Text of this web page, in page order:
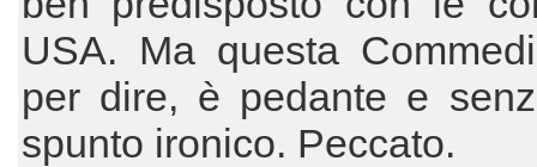
USA. Ma questa
per dire, è pedante e
spunto ironico. Peccato.